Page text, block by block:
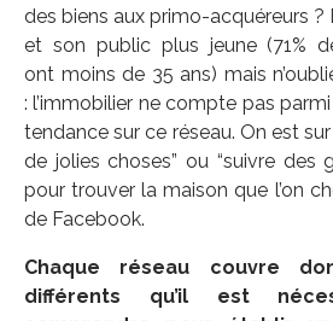
des biens aux primo-acquéreurs ?
et son public plus jeune (71%
ont moins de 35 ans) mais
: l’immobilier ne compte pas
tendance sur ce réseau. On est
de jolies choses” ou “suivre des
pour trouver la maison que l’on
de Facebook.
Chaque réseau couvre
différents qu’il est